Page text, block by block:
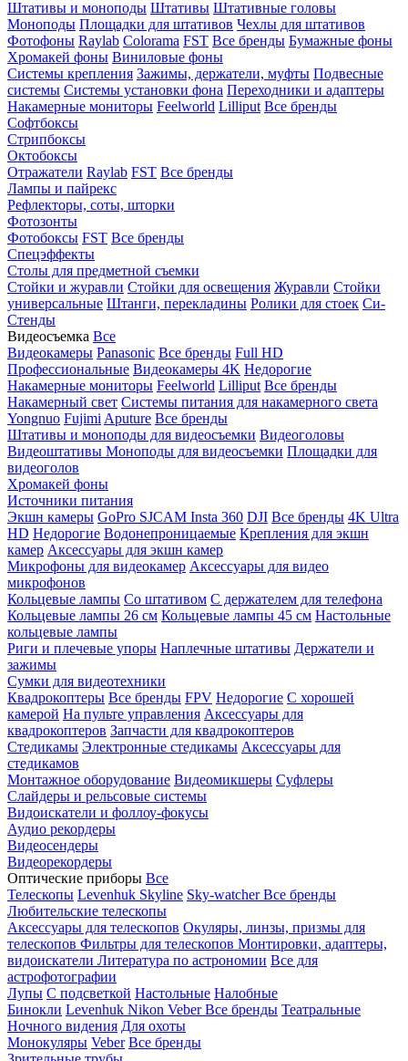
Штативы и моноподы Штативы Штативные головы
Моноподы Площадки для штативов Чехлы для штативов
Фотофоны Raylab Colorama FST Все бренды Бумажные фоны
Хромакей фоны Виниловые фоны
Системы крепления Зажимы, держатели, муфты Подвесные
системы Системы установки фона Переходники и адаптеры
Накамерные мониторы Feelworld Lilliput Все бренды
Софтбоксы
Стрипбоксы
Октобоксы
Отражатели Raylab FST Все бренды
Лампы и пайрекс
Рефлекторы, соты, шторки
Фотозонты
Фотобоксы FST Все бренды
Спецэффекты
Столы для предметной съемки
Стойки и журавли Стойки для освещения Журавли Стойки
универсальные Штанги, перекладины Ролики для стоек Си-
Стенды
Видеосъемка Все
Видеокамеры Panasonic Все бренды Full HD
Профессиональные Видеокамеры 4K Недорогие
Накамерные мониторы Feelworld Lilliput Все бренды
Накамерный свет Системы питания для накамерного света
Yongnuo Fujimi Aputure Все бренды
Штативы и моноподы для видеосъемки Видеоголовы
Видеоштативы Моноподы для видеосъемки Площадки для
видеоголов
Хромакей фоны
Источники питания
Экшн камеры GoPro SJCAM Insta 360 DJI Все бренды 4K Ultra
HD Недорогие Водонепроницаемые Крепления для экшн
камер Аксессуары для экшн камер
Микрофоны для видеокамер Аксессуары для видео
микрофонов
Кольцевые лампы Со штативом C держателем для телефона
Кольцевые лампы 26 см Кольцевые лампы 45 см Настольные
кольцевые лампы
Риги и плечевые упоры Наплечные штативы Держатели и
зажимы
Сумки для видеотехники
Квадрокоптеры Все бренды FPV Недорогие С хорошей
камерой На пульте управления Аксессуары для
квадрокоптеров Запчасти для квадрокоптеров
Стедикамы Электронные стедикамы Аксессуары для
стедикамов
Монтажное оборудование Видеомикшеры Суфлеры
Слайдеры и рельсовые системы
Видоискатели и фоллоу-фокусы
Аудио рекордеры
Видеосендеры
Видеорекордеры
Оптические приборы Все
Телескопы Levenhuk Skyline Sky-watcherВсе бренды
Любительские телескопы
Аксессуары для телескопов Окуляры, линзы, призмы для
телескопов Фильтры для телескопов Монтировки, адаптеры,
видоискатели Литература по астрономии Все для
астрофотографии
Лупы С подсветкой Настольные Налобные
Бинокли Levenhuk Nikon VeberВсе бренды Театральные
Ночного видения Для охоты
Монокуляры Veber Все бренды